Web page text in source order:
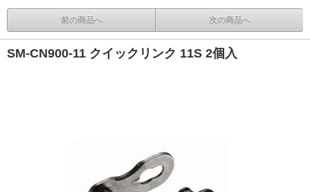
前の商品へ 次の商品へ
SM-CN900-11 クイックリンク 11S 2個入